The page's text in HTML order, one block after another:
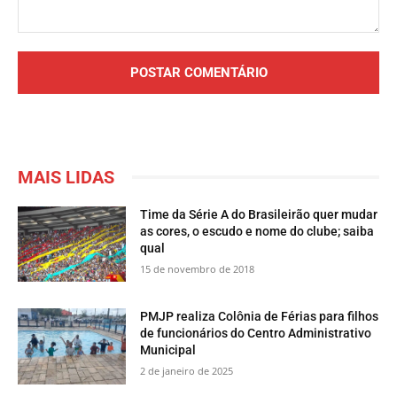
MAIS LIDAS
Time da Série A do Brasileirão quer mudar
as cores, o escudo e nome do clube; saiba
qual
15 de novembro de 2018
PMJP realiza Colônia de Férias para filhos
de funcionários do Centro Administrativo
Municipal
2 de janeiro de 2025